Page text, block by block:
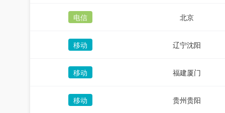
电信 北京
移动 辽宁沈阳
移动 福建厦门
移动 贵州贵阳